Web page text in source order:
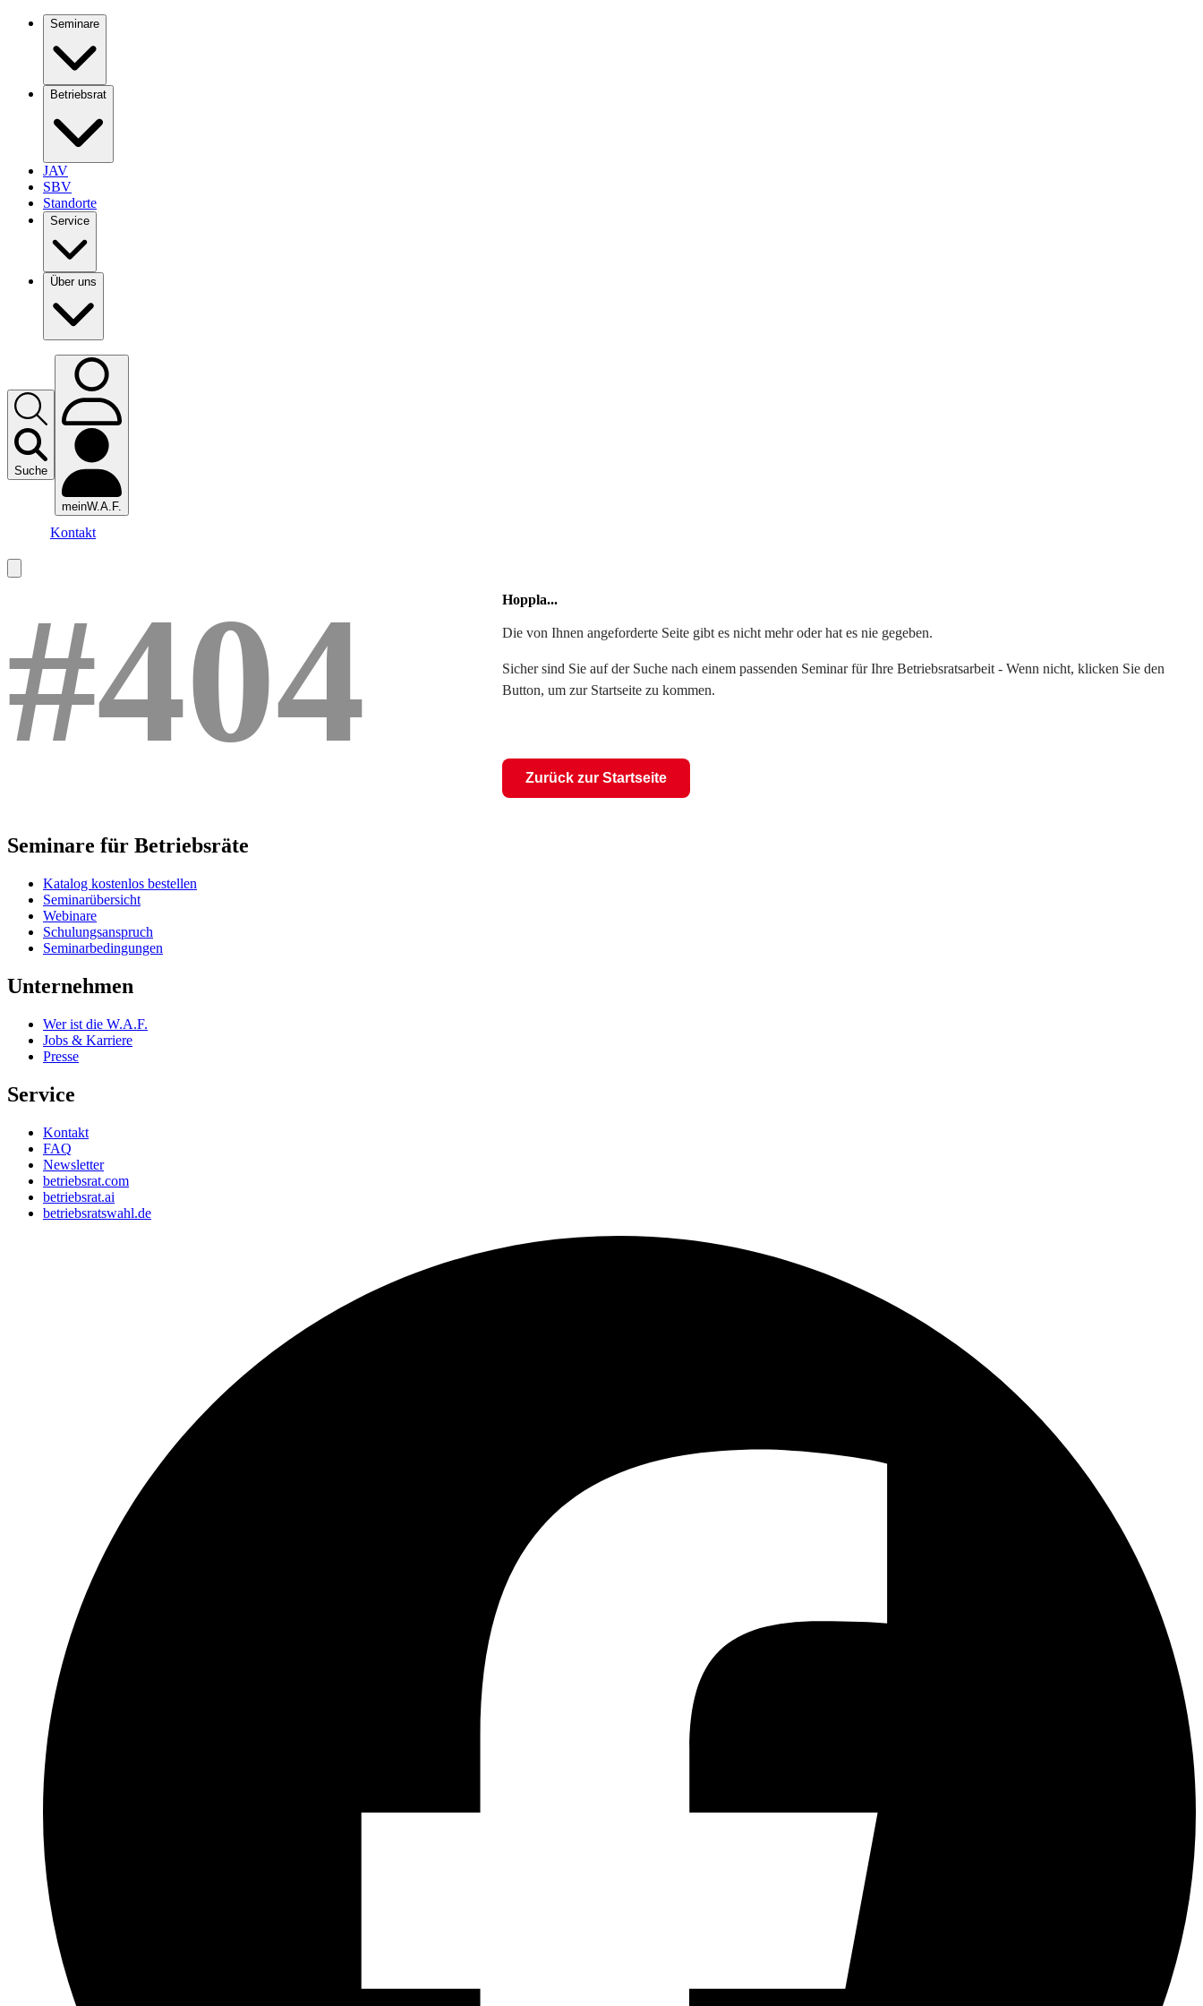
Seminare
Betriebsrat
JAV
SBV
Standorte
Service
Über uns
Suche
meinW.A.F.
Kontakt
#404 Hoppla...
Die von Ihnen angeforderte Seite gibt es nicht mehr oder hat es nie gegeben.
Sicher sind Sie auf der Suche nach einem passenden Seminar für Ihre Betriebsratsarbeit - Wenn nicht, klicken Sie den
Button, um zur Startseite zu kommen.
Zurück zur Startseite
Seminare für Betriebsräte
Katalog kostenlos bestellen
Seminarübersicht
Webinare
Schulungsanspruch
Seminarbedingungen
Unternehmen
Wer ist die W.A.F.
Jobs & Karriere
Presse
Service
Kontakt
FAQ
Newsletter
betriebsrat.com
betriebsrat.ai
betriebsratswahl.de